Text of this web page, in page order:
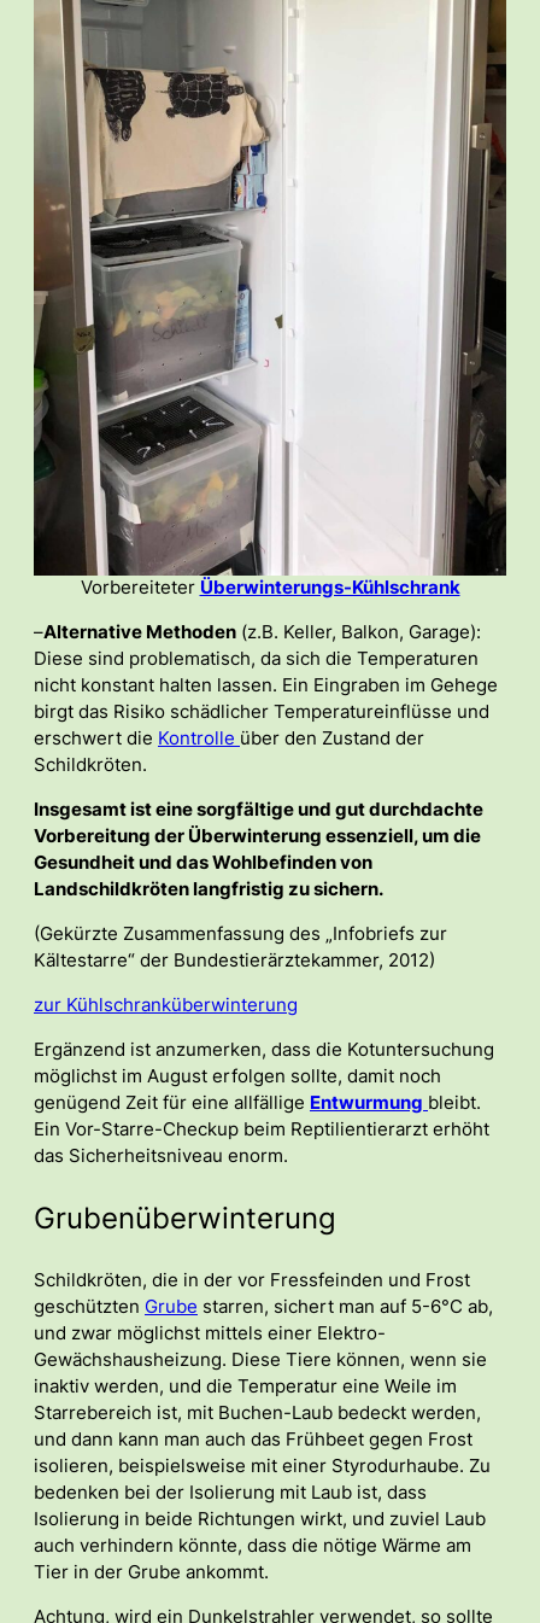
Vorbereiteter Überwinterungs-Kühlschrank
–Alternative Methoden (z.B. Keller, Balkon, Garage):
Diese sind problematisch, da sich die Temperaturen
nicht konstant halten lassen. Ein Eingraben im Gehege
birgt das Risiko schädlicher Temperatureinflüsse und
erschwert die Kontrolle über den Zustand der
Schildkröten.
Insgesamt ist eine sorgfältige und gut durchdachte
Vorbereitung der Überwinterung essenziell, um die
Gesundheit und das Wohlbefinden von
Landschildkröten langfristig zu sichern.
(Gekürzte Zusammenfassung des „Infobriefs zur
Kältestarre“ der Bundestierärztekammer, 2012)
zur Kühlschranküberwinterung
Ergänzend ist anzumerken, dass die Kotuntersuchung
möglichst im August erfolgen sollte, damit noch
genügend Zeit für eine allfällige Entwurmung bleibt.
Ein Vor-Starre-Checkup beim Reptilientierarzt erhöht
das Sicherheitsniveau enorm.
Grubenüberwinterung
Schildkröten, die in der vor Fressfeinden und Frost
geschützten Grube starren, sichert man auf 5-6°C ab,
und zwar möglichst mittels einer Elektro-
Gewächshausheizung. Diese Tiere können, wenn sie
inaktiv werden, und die Temperatur eine Weile im
Starrebereich ist, mit Buchen-Laub bedeckt werden,
und dann kann man auch das Frühbeet gegen Frost
isolieren, beispielsweise mit einer Styrodurhaube. Zu
bedenken bei der Isolierung mit Laub ist, dass
Isolierung in beide Richtungen wirkt, und zuviel Laub
auch verhindern könnte, dass die nötige Wärme am
Tier in der Grube ankommt.
Achtung, wird ein Dunkelstrahler verwendet, so sollte